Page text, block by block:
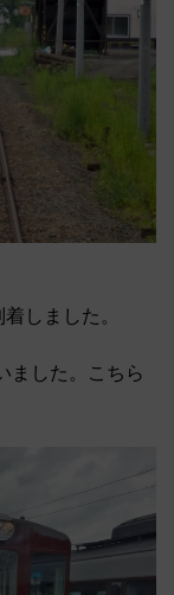
しました。
ました。こちら